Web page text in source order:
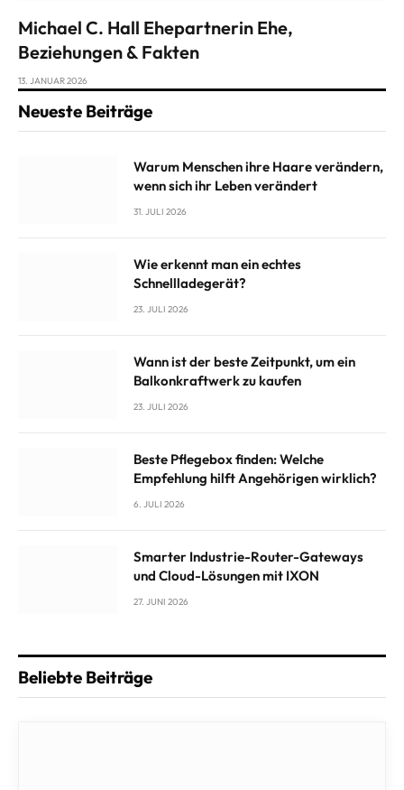
Michael C. Hall Ehepartnerin Ehe,
Beziehungen & Fakten
13. JANUAR 2026
Neueste Beiträge
Warum Menschen ihre Haare verändern,
wenn sich ihr Leben verändert
31. JULI 2026
Wie erkennt man ein echtes
Schnellladegerät?
23. JULI 2026
Wann ist der beste Zeitpunkt, um ein
Balkonkraftwerk zu kaufen
23. JULI 2026
Beste Pflegebox finden: Welche
Empfehlung hilft Angehörigen wirklich?
6. JULI 2026
Smarter Industrie-Router-Gateways
und Cloud-Lösungen mit IXON
27. JUNI 2026
Beliebte Beiträge